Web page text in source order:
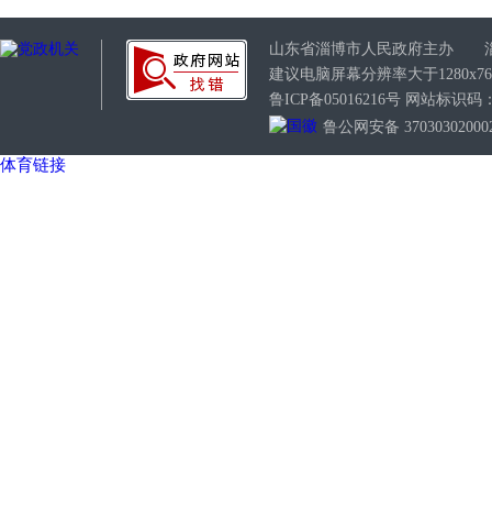
山东省淄博市人民政府主办
建议电脑屏幕分辨率大于
鲁ICP备05016216号 网站标识码
鲁公网安备
体育链接